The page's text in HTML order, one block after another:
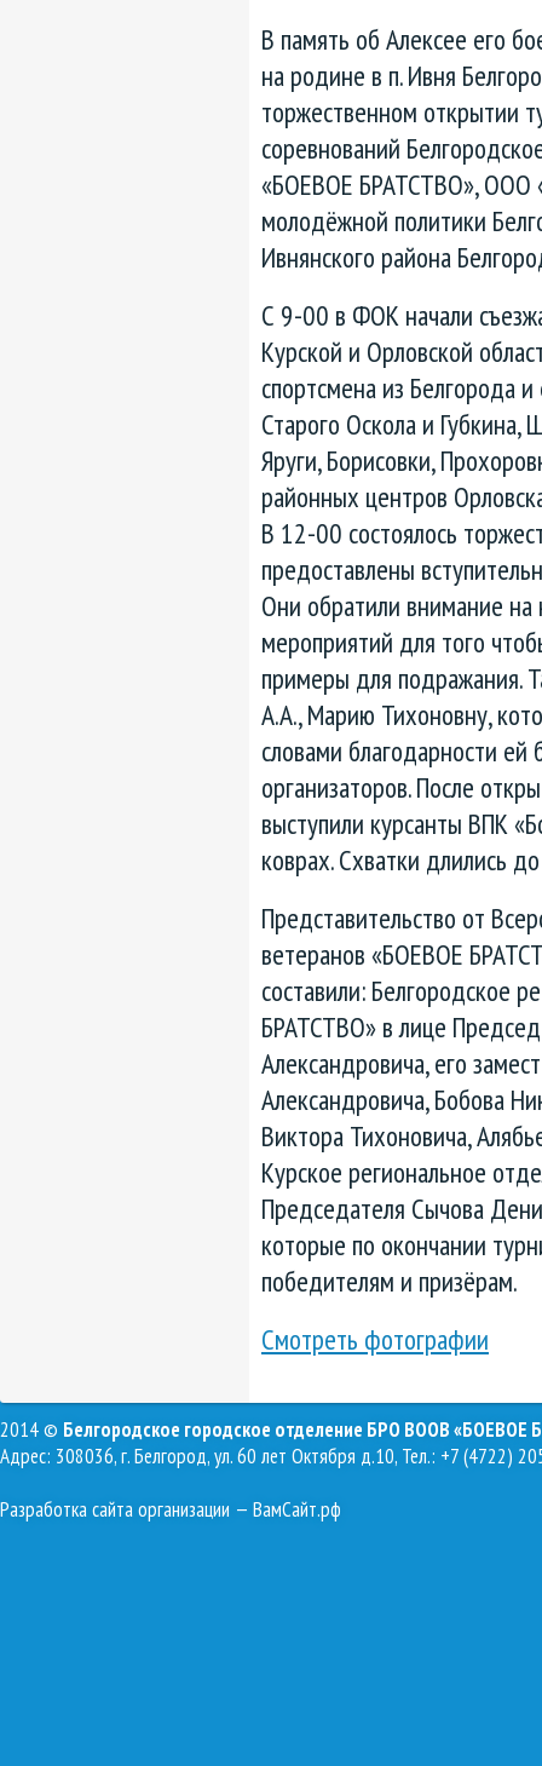
В память об Алексее его
на родине в п. Ивня
торжественном открытии
соревнований
«БОЕВОЕ БРАТСТВО», ООО
молодёжной политики
Ивнянского района
С 9-00 в ФОК начали
Курской и Орловской
спортсмена из Белгорода
Старого Оскола и Губкина,
Яруги, Борисовки,
районных центров
В 12-00 состоялось
предоставлены
Они обратили внимание
мероприятий для того
примеры для подражания.
А.А., Марию Тихоновну,
словами благодарности
организаторов. После
выступили курсанты ВПК
коврах. Схватки длились
Представительство от
ветеранов «БОЕВОЕ
составили: Белгородское
БРАТСТВО» в лице
Александровича, его
Александровича, Бобова
Виктора Тихоновича,
Курское региональное
Председателя Сычова
которые по окончании
победителям и призёрам.
Смотреть фотографии
2014 © Белгородское городское отделение БРО ВООВ «БОЕВОЕ
Адрес: 308036, г. Белгород, ул. 60 лет Октября д.10, Тел.: +7 (4722)
Разработка сайта организации — ВамСайт.рф